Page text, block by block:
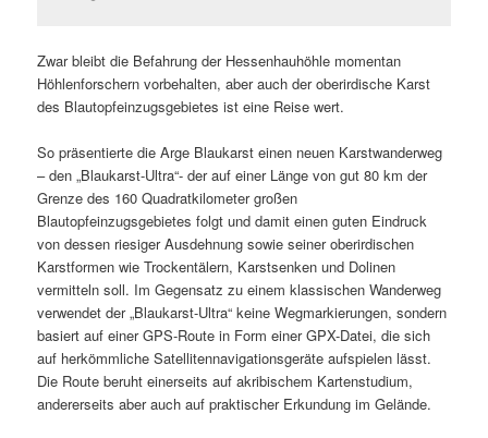
Zwar bleibt die Befahrung der Hessenhauhöhle momentan
Höhlenforschern vorbehalten, aber auch der oberirdische Karst
des Blautopfeinzugsgebietes ist eine Reise wert.
So präsentierte die Arge Blaukarst einen neuen Karstwanderweg
– den „Blaukarst-Ultra“- der auf einer Länge von gut 80 km der
Grenze des 160 Quadratkilometer großen
Blautopfeinzugsgebietes folgt und damit einen guten Eindruck
von dessen riesiger Ausdehnung sowie seiner oberirdischen
Karstformen wie Trockentälern, Karstsenken und Dolinen
vermitteln soll. Im Gegensatz zu einem klassischen Wanderweg
verwendet der „Blaukarst-Ultra“ keine Wegmarkierungen, sondern
basiert auf einer GPS-Route in Form einer GPX-Datei, die sich
auf herkömmliche Satellitennavigationsgeräte aufspielen lässt.
Die Route beruht einerseits auf akribischem Kartenstudium,
andererseits aber auch auf praktischer Erkundung im Gelände.